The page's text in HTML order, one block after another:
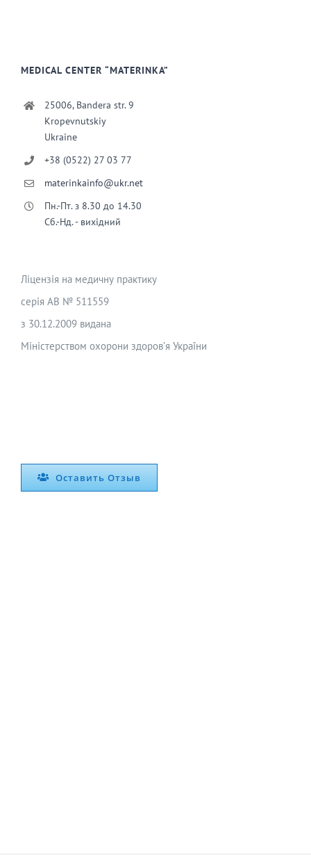
MEDICAL CENTER “MATERINKA”
25006, Bandera str. 9
Kropevnutskiy
Ukraine
+38 (0522) 27 03 77
materinkainfo@ukr.net
Пн.-Пт. з 8.30 до 14.30
Сб.-Нд. - вихідний
Ліцензія на медичну практику
серія АВ № 511559
з 30.12.2009 видана
Міністерством охорони здоров’я України
Оставить Отзыв